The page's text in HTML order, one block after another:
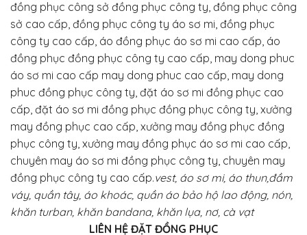
đồng phục công sở đồng phục công ty, đồng phục công
sở cao cấp, đồng phục công ty áo sơ mi, đồng phục
công ty cao cấp, áo đồng phục áo sơ mi cao cấp, áo
đồng phục đồng phục công ty cao cấp, may dong phuc
áo sơ mi cao cấp may dong phuc cao cấp, may dong
phuc đồng phục công ty, đặt áo sơ mi đồng phục cao
cấp, đặt áo sơ mi đồng phục đồng phục công ty, xưởng
may đồng phục cao cấp, xưởng may đồng phục đồng
phục công ty, xưởng may đồng phục áo sơ mi cao cấp,
chuyên may áo sơ mi đồng phục công ty, chuyên may
đồng phục công ty cao cấp.vest, áo sơ mi, áo thun,đầm
váy, quần tây, áo khoác, quần áo bảo hộ lao động, nón,
khăn turban, khăn bandana, khăn lụa, nơ, cà vạt
LIÊN HỆ ĐẶT ĐỒNG PHỤC